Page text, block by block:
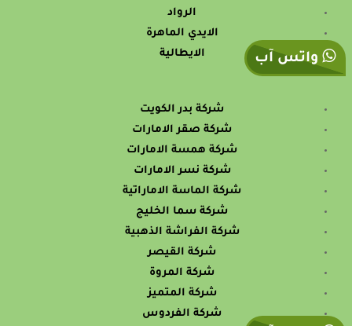
واتس آب
الرواد
الايدي الماهرة
الايطالية
شركة بدر الكويت
شركة صقر الامارات
شركة همسة الامارات
شركة نسر الامارات
شركة الماسة الاماراتية
شركة سما الخليج
شركة الفراشة الذهبية
شركة القيصر
شركة المروة
شركة المتميز
شركة الفردوس